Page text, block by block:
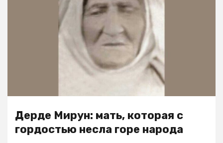
Дерде Мирун: мать, которая с
гордостью несла горе народа